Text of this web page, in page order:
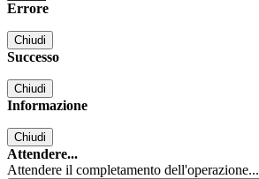
Errore
Chiudi
Successo
Chiudi
Informazione
Chiudi
Attendere...
Attendere il completamento dell'operazione...